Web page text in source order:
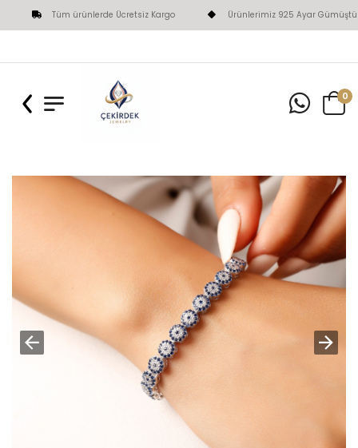
Tüm ürünlerde Ücretsiz Kargo Ürünlerimiz 925 Ayar Gümüştür
0